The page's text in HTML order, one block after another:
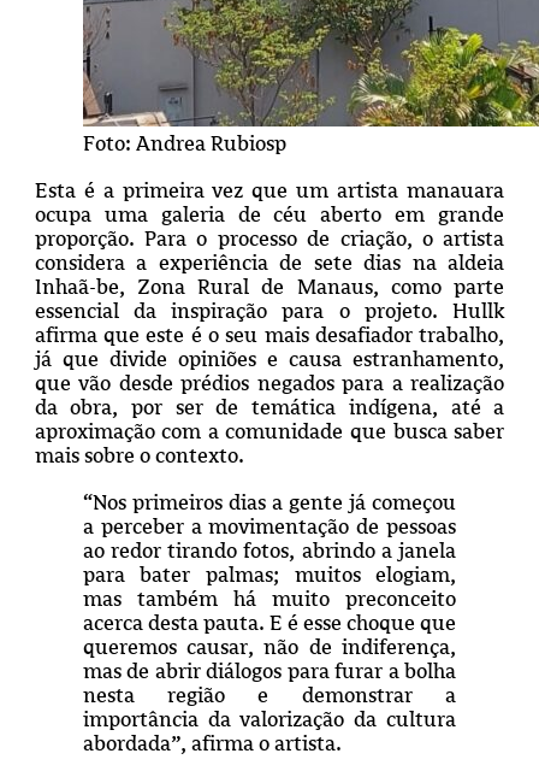
Foto: Andrea Rubiosp
Esta é a primeira vez que um artista manauara
ocupa uma galeria de céu aberto em grande
proporção. Para o processo de criação, o artista
considera a experiência de sete dias na aldeia
Inhaã-be, Zona Rural de Manaus, como parte
essencial da inspiração para o projeto. Hullk
afirma que este é o seu mais desafiador trabalho,
já que divide opiniões e causa estranhamento,
que vão desde prédios negados para a realização
da obra, por ser de temática indígena, até a
aproximação com a comunidade que busca saber
mais sobre o contexto.
“Nos primeiros dias a gente já começou
a perceber a movimentação de pessoas
ao redor tirando fotos, abrindo a janela
para bater palmas; muitos elogiam,
mas também há muito preconceito
acerca desta pauta. E é esse choque que
queremos causar, não de indiferença,
mas de abrir diálogos para furar a bolha
nesta região e demonstrar a
importância da valorização da cultura
abordada”, afirma o artista.